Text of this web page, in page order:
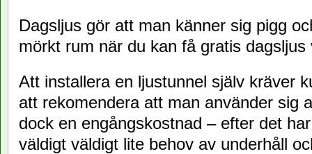
Dagsljus gör att man känner sig pigg
mörkt rum när du kan få gratis dagsljus
Att installera en ljustunnel själv kräver
att rekomendera att man använder sig
dock en engångskostnad – efter det
väldigt väldigt lite behov av underhåll